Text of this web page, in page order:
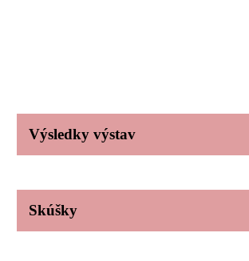
Výsledky výstav
Skúšky